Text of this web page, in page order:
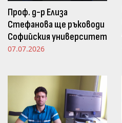
Проф. д-р Елиза
Стефанова ще ръководи
Софийския университет
07.07.2026